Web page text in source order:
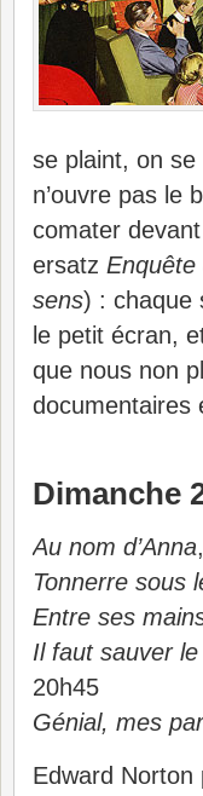
se plaint, on se
n’ouvre pas le
comater devant
ersatz Enquête
sens) : chaque
le petit écran,
que nous non
documentaires
Dimanche
Au nom d’Anna
Tonnerre sous
Entre ses
Il faut sauver
20h45
Génial, mes
Edward